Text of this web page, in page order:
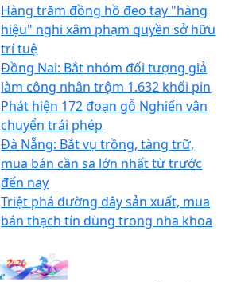
Hàng trăm đồng hồ đeo tay "hàng
hiệu" nghi xâm phạm quyền sở hữu
trí tuệ
Đồng Nai: Bắt nhóm đối tượng giả
làm công nhân trộm 1.632 khối pin
Phát hiện 172 đoạn gỗ Nghiến vận
chuyển trái phép
Đà Nẵng: Bắt vụ trồng, tàng trữ,
mua bán cần sa lớn nhất từ trước
đến nay
Triệt phá đường dây sản xuất, mua
bán thạch tín dùng trong nha khoa